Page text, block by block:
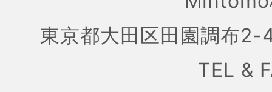
東京都大田区田園調布
TEL &